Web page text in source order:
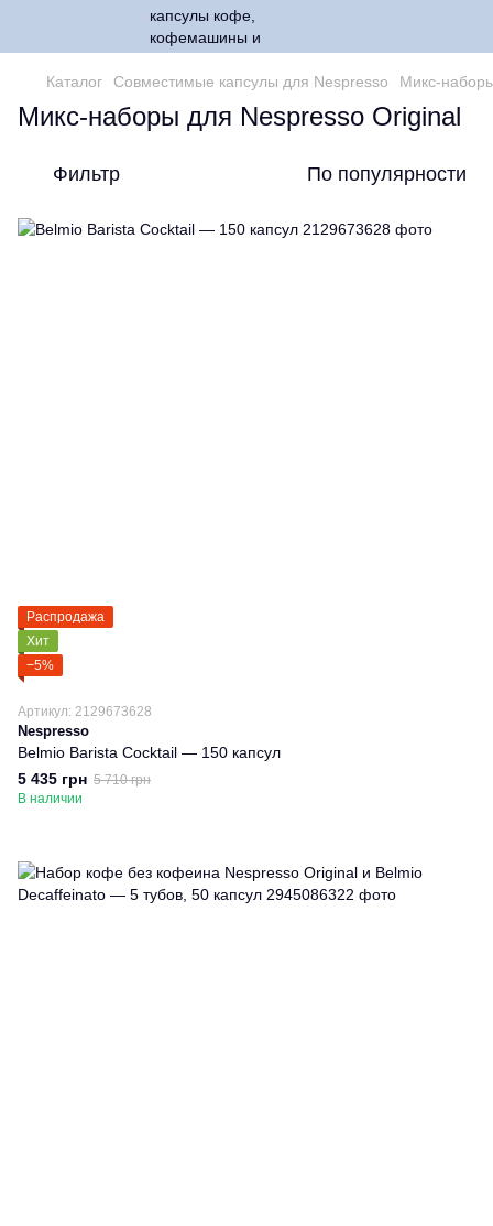
Каталог Совместимые капсулы для Nespresso Микс-
Микс-наборы для Nespresso Original
Фильтр По популярности
Распродажа
Хит
−5%
Артикул: 2129673628
Nespresso
Belmio Barista Cocktail — 150 капсул
5 435 грн 5 710 грн
В наличии